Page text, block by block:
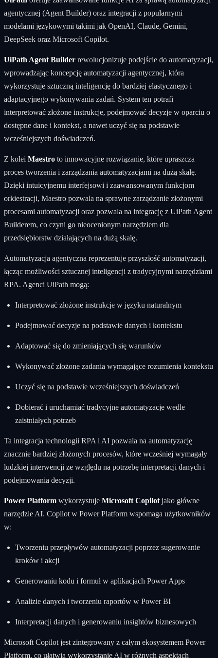
agentycznej (Agent Builder) oraz integracji z popularnymi
modelami językowymi takimi jak OpenAI, Claude, Gemini,
DeepSeek oraz Microsoft Copilot.
UiPath Agent Builder rewolucjonizuje podejście do automatyzacji,
wprowadzając koncepcję automatyzacji agentycznej, która
wykorzystuje sztuczną inteligencję do bardziej elastycznego i
adaptacyjnego wykonywania zadań. System ten potrafi
interpretować złożone instrukcje, podejmować decyzje w oparciu o
dostępne dane i kontekst, a nawet uczyć się na podstawie
wcześniejszych doświadczeń.
Z kolei Maestro to innowacyjne rozwiązanie, które upraszcza
proces tworzenia i zarządzania automatyzacjami na dużą skalę.
Dzięki intuicyjnemu interfejsowi i zaawansowanym funkcjom
orkiestracji, Maestro pozwala na sprawne zarządzanie złożonymi
procesami automatyzacji oraz pozwala na integrację z UiPath Agent
Builderem, co czyni go nieocenionym narzędziem dla
przedsiębiorstw działających na dużą skalę.
Automatyzacja agentyczna reprezentuje przyszłość automatyzacji,
łącząc możliwości sztucznej inteligencji z tradycyjnymi narzędziami
RPA. Agenci UiPath mogą:
Interpretować złożone instrukcje w języku naturalnym
Podejmować decyzje na podstawie danych i kontekstu
Adaptować się do zmieniających się warunków
Wykonywać złożone zadania wymagające rozumienia kontekstu
Uczyć się na podstawie wcześniejszych doświadczeń
Dobierać i uruchamiać tradycyjne automatyzacje wedle
zaistniałych potrzeb
Ta integracja technologii RPA i AI pozwala na automatyzację
znacznie bardziej złożonych procesów, które wcześniej wymagały
ludzkiej interwencji ze względu na potrzebę interpretacji danych i
podejmowania decyzji.
Power Platform wykorzystuje Microsoft Copilot jako główne
narzędzie AI. Copilot w Power Platform wspomaga użytkowników
w:
Tworzeniu przepływów automatyzacji poprzez sugerowanie
kroków i akcji
Generowaniu kodu i formuł w aplikacjach Power Apps
Analizie danych i tworzeniu raportów w Power BI
Interpretacji danych i generowaniu insightów biznesowych
Microsoft Copilot jest zintegrowany z całym ekosystemem Power
Platform, co ułatwia wykorzystanie AI w różnych aspektach